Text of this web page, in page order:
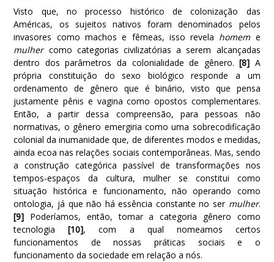
Visto que, no processo histórico de colonização das
Américas, os sujeitos nativos foram denominados pelos
invasores como machos e fêmeas, isso revela homeme
mulhercomo categorias civilizatórias a serem alcançadas
dentro dos parâmetros da colonialidade de gênero.[8] A
própria constituição do sexo biológico responde a um
ordenamento de gênero que é binário, visto que pensa
justamente pênis e vagina como opostos complementares.
Então, a partir dessa compreensão, para pessoas não
normativas, o gênero emergiria como uma sobrecodificação
colonial da inumanidade que, de diferentes modos e medidas,
ainda ecoa nas relações sociais contemporâneas. Mas, sendo
a construção categórica passível de transformações nos
tempos-espaços da cultura, mulher se constitui como
situação histórica e funcionamento, não operando como
ontologia, já que não há essência constante no ser mulher.
[9] Poderíamos, então, tomar a categoria gênero como
tecnologia[10], com a qual nomeamos certos
funcionamentos de nossas práticas sociais e o
funcionamento da sociedade em relação a nós.